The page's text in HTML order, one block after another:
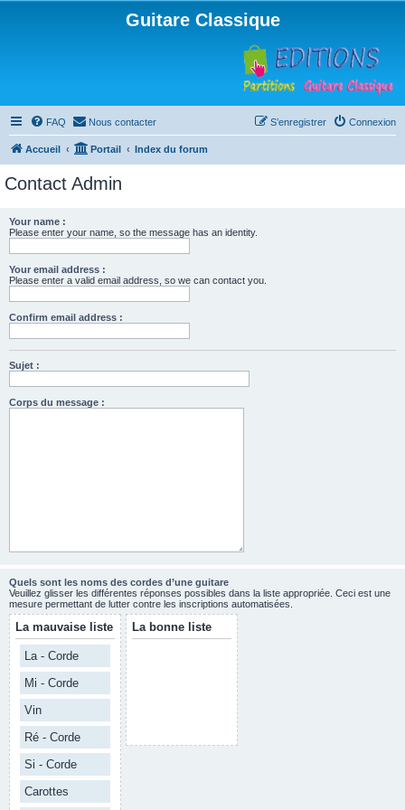
Guitare Classique
FAQ Nous contacter Connexion
S’enregistrer
Accueil Portail Index du forum
Contact Admin
Your name :
Please enter your name, so the message has an identity.
Your email address :
Please enter a valid email address, so we can contact you.
Confirm email address :
Sujet :
Corps du message :
Quels sont les noms des cordes d’une guitare
Veuillez glisser les différentes réponses possibles dans la liste appropriée. Ceci est une
mesure permettant de lutter contre les inscriptions automatisées.
La mauvaise liste
La - Corde
Mi - Corde
Vin
Ré - Corde
Si - Corde
Carottes
La bonne liste